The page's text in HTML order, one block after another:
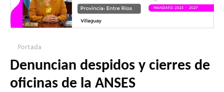
Portada
Denuncian despidos y cierres de
oficinas de la ANSES